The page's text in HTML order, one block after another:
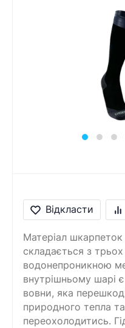
Відкласти
Матеріал
складається з
водонепроникною
внутрішньому шарі
вовни, яка
природного тепла
переохолодитись.